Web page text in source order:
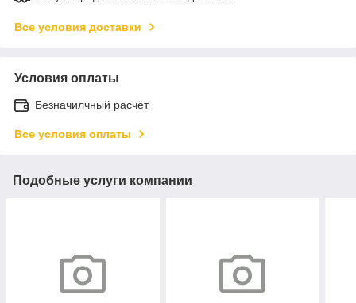
Все условия доставки
Условия оплаты
Безначилчный расчёт
Все условия оплаты
Подобные услуги компании